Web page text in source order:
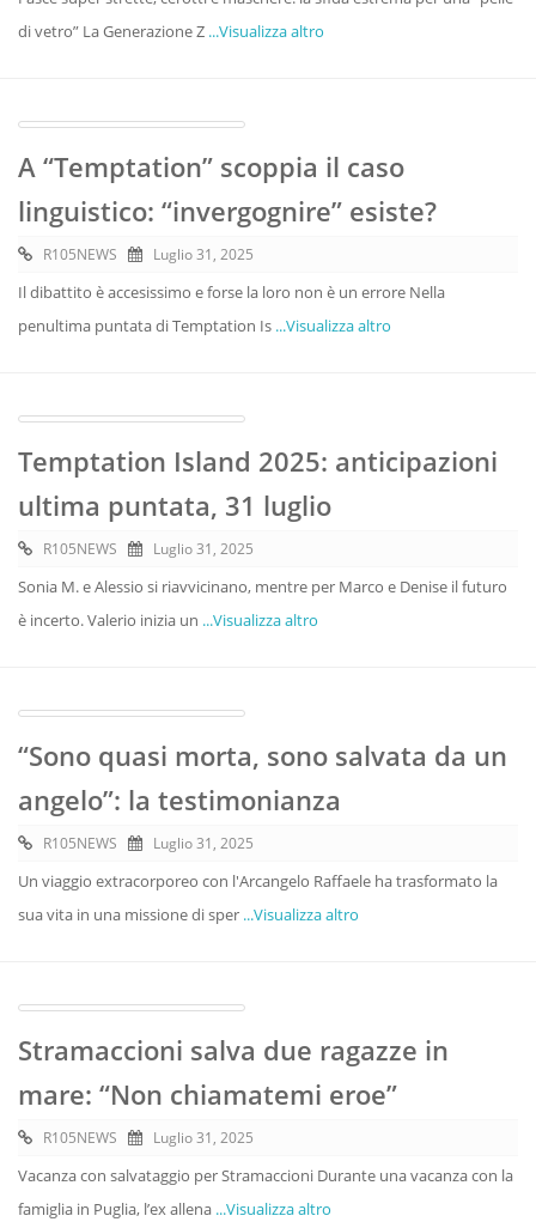
di vetro” La Generazione Z ...Visualizza altro
A “Temptation” scoppia il caso
linguistico: “invergognire” esiste?
R105NEWS Luglio 31, 2025
Il dibattito è accesissimo e forse la loro non è un errore Nella
penultima puntata di Temptation Is ...Visualizza altro
Temptation Island 2025: anticipazioni
ultima puntata, 31 luglio
R105NEWS Luglio 31, 2025
Sonia M. e Alessio si riavvicinano, mentre per Marco e Denise il futuro
è incerto. Valerio inizia un ...Visualizza altro
“Sono quasi morta, sono salvata da un
angelo”: la testimonianza
R105NEWS Luglio 31, 2025
Un viaggio extracorporeo con l'Arcangelo Raffaele ha trasformato la
sua vita in una missione di sper ...Visualizza altro
Stramaccioni salva due ragazze in
mare: “Non chiamatemi eroe”
R105NEWS Luglio 31, 2025
Vacanza con salvataggio per Stramaccioni Durante una vacanza con la
famiglia in Puglia, l’ex allena ...Visualizza altro